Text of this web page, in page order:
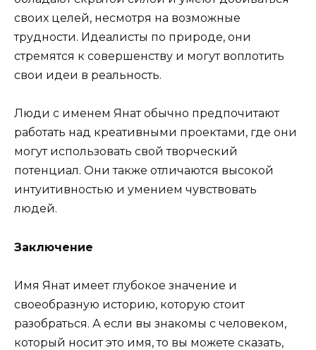
своих целей, несмотря на возможные
трудности. Идеалисты по природе, они
стремятся к совершенству и могут воплотить
свои идеи в реальность.
Люди с именем Янат обычно предпочитают
работать над креативными проектами, где они
могут использовать свой творческий
потенциал. Они также отличаются высокой
интуитивностью и умением чувствовать
людей.
Заключение
Имя Янат имеет глубокое значение и
своеобразную историю, которую стоит
разобраться. А если вы знакомы с человеком,
который носит это имя, то вы можете сказать,